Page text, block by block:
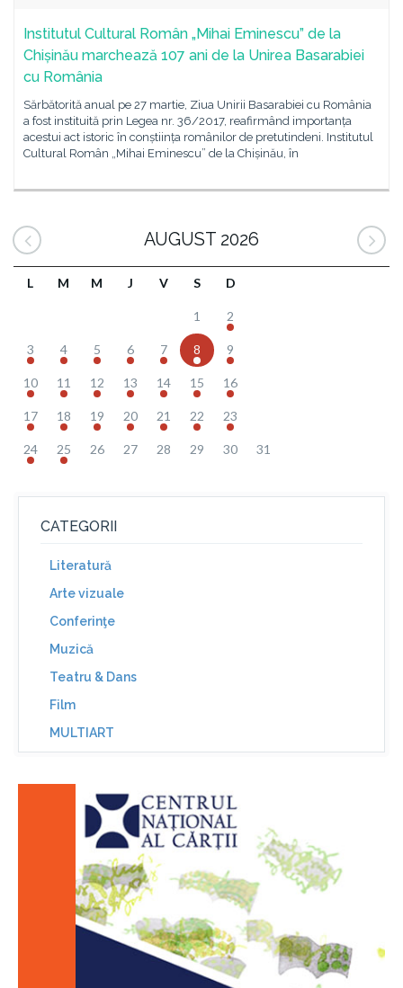
Institutul Cultural Român „Mihai Eminescu” de la
Chișinău marchează 107 ani de la Unirea Basarabiei
cu România
Sărbătorită anual pe 27 martie, Ziua Unirii Basarabiei cu România
a fost instituită prin Legea nr. 36/2017, reafirmând importanța
acestui act istoric în conștiința românilor de pretutindeni. Institutul
Cultural Român „Mihai Eminescu” de la Chișinău, în
AUGUST 2026
L M M J V S D
1 2
3 4 5 6 7 8 9
10 11 12 13 14 15 16
17 18 19 20 21 22 23
24 25 26 27 28 29 30 31
CATEGORII
Literatură
Arte vizuale
Conferinţe
Muzică
Teatru & Dans
Film
MULTIART